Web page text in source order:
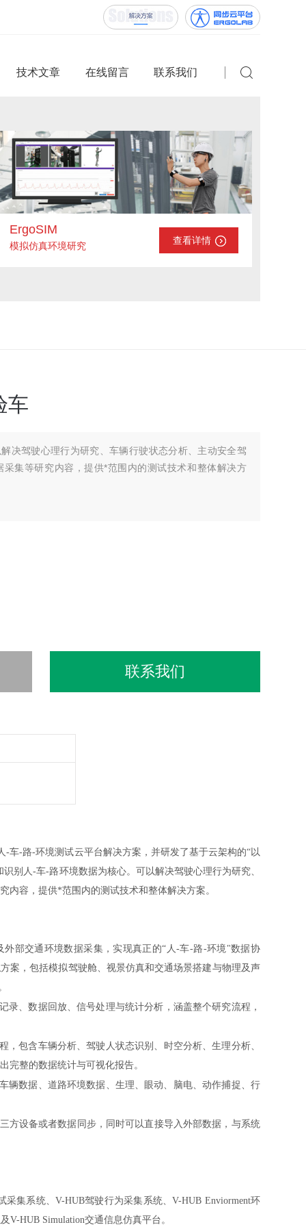
技术文章 在线留言 联系我们
ErgoSIM
模拟仿真环境研究 查看详情
车
决驾驶心理行为研究、车辆行驶状态分析、主动安全驾
集等研究内容，提供*范围内的测试技术和整体解决方
联系我们
车-路-环境测试云平台解决方案，并研发了基于云架构的“以
别人-车-路环境数据为核心。可以解决驾驶心理行为研究、
内容，提供*范围内的测试技术和整体解决方案。
部交通环境数据采集，实现真正的“人-车-路-环境"数据协
案，包括模拟驾驶舱、视景仿真和交通场景搭建与物理及声
录、数据回放、信号处理与统计分析，涵盖整个研究流程，
，包含车辆分析、驾驶人状态识别、时空分析、生理分析、
完整的数据统计与可视化报告。
辆数据、道路环境数据、生理、眼动、脑电、动作捕捉、行
方设备或者数据同步，同时可以直接导入外部数据，与系统
集系统、V-HUB驾驶行为采集系统、V-HUB Enviorment环
HUB Simulation交通信息仿真平台。